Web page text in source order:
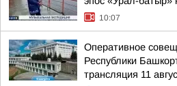
10:07
Оперативное
Республики
трансляция 11